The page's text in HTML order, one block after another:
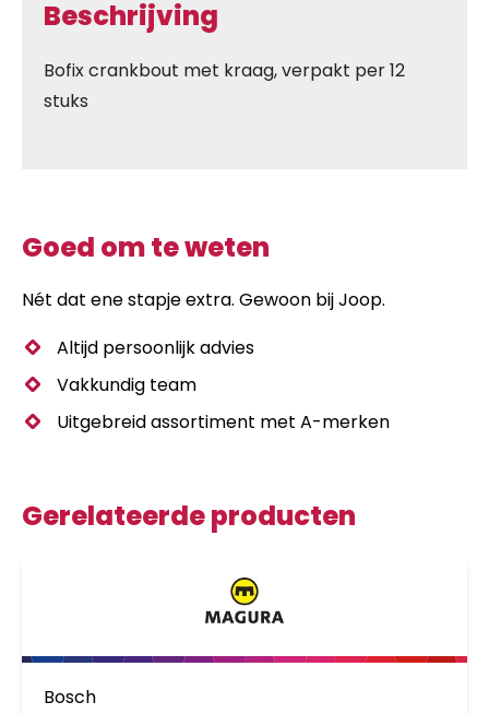
Beschrijving
Bofix crankbout met kraag, verpakt per 12
stuks
Goed om te weten
Nét dat ene stapje extra. Gewoon bij Joop.
Altijd persoonlijk advies
Vakkundig team
Uitgebreid assortiment met A-merken
Gerelateerde producten
Bosch